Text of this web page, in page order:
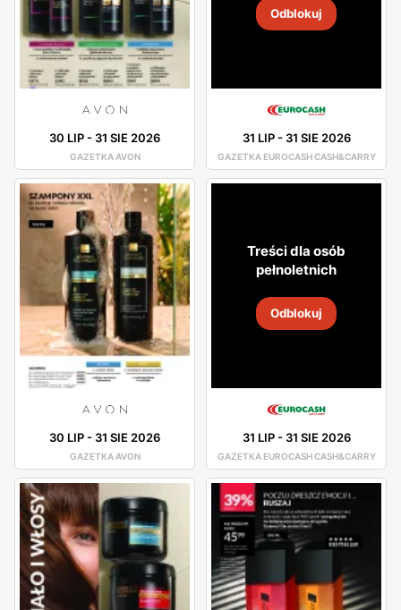
30 LIP- 31 SIE 2026
GAZETKA AVON
Odblokuj
31 LIP- 31 SIE 2026
GAZETKA EUROCASH CASH&CARRY
30 LIP- 31 SIE 2026
GAZETKA AVON
Treści dla osób
pełnoletnich
Odblokuj
31 LIP- 31 SIE 2026
GAZETKA EUROCASH CASH&CARRY